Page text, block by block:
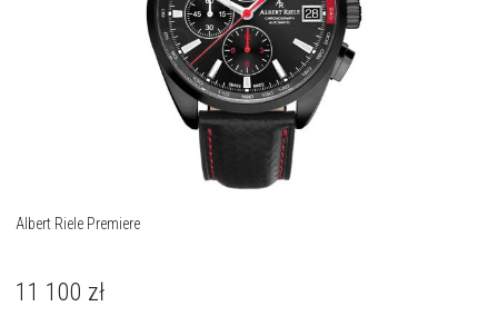
Albert Riele Premiere
11 100 zł